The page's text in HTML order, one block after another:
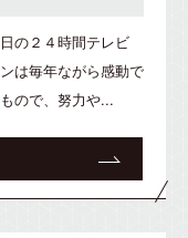
の２４時間テレビ
は毎年ながら感動で
ので、努力や...